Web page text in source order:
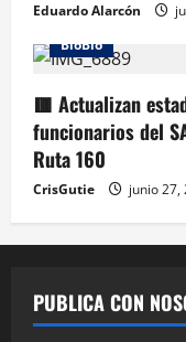
Eduardo Alarcón
BioBio
🟥 Actualizan
funcionarios del
Ruta 160
CrisGutie junio 27,
PUBLICA CON